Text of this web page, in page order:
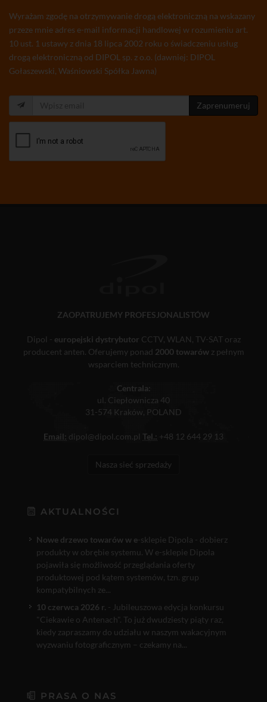
Wyrażam zgodę na otrzymywanie drogą elektroniczną na wskazany
przeze mnie adres e-mail informacji handlowej w rozumieniu art.
10 ust. 1 ustawy z dnia 18 lipca 2002 roku o świadczeniu usług
drogą elektroniczną od DIPOL sp. z o.o. (dawniej: DIPOL
Gołaszewski, Waśniowski Spółka Jawna)
Zaprenumeruj
ZAOPATRUJEMY PROFESJONALISTÓW
Dipol - europejski dystrybutor CCTV, WLAN, TV-SAT oraz
producent anten. Oferujemy ponad 2000 towarówz pełnym
wsparciem technicznym.
Centrala:
ul. Ciepłownicza 40
31-574 Kraków, POLAND
Email: dipol@dipol.com.pl Tel.: +48 12 644 29 13
Nasza sieć sprzedaży
AKTUALNOŚCI
Nowe drzewo towarów w e-sklepie Dipola - dobierz
produkty w obrębie systemu. W e-sklepie Dipola
pojawiła się możliwość przeglądania oferty
produktowej pod kątem systemów, tzn. grup
kompatybilnych ze...
10 czerwca 2026 r. - Jubileuszowa edycja konkursu
"Ciekawie o Antenach". To już dwudziesty piąty raz,
kiedy zapraszamy do udziału w naszym wakacyjnym
wyzwaniu fotograficznym – czekamy na...
PRASA O NAS